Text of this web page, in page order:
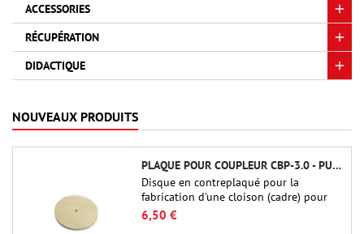
ACCESSORIES
RÉCUPÉRATION
DIDACTIQUE
NOUVEAUX PRODUITS
PLAQUE POUR COUPLEUR CBP-3.0 - PUBLIC MISSILES LTD.
Disque en contreplaqué pour la
fabrication d'une cloison (cadre) pour
raccords tubulaires de 75 mm de Public
Missiles Ltd. (PT-3.0/QT-3.0)
6,50 €